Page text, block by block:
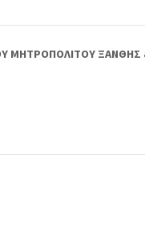
ΜΗΤΡΟΠΟΛΙΤΟΥ ΞΑΝΘΗΣ